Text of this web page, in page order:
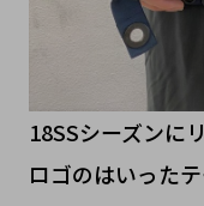
18SSシーズンに
ロゴのはいった